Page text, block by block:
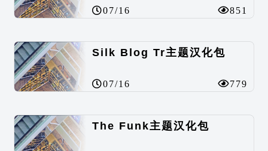
07/16 851
Silk Blog Tr主题汉化包
07/16 779
The Funk主题汉化包